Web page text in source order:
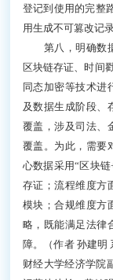
登记到使用的完整
用生成不可篡改记录
第八，明确数据
区块链存证、时间
同态加密等技术进
及数据生成阶段、
覆盖，涉及司法、
覆盖。为此，需要
心数据采用“区块
存证；流程维度方
模块；合规维度方
略，既能满足法律
障。（作者 孙建明
财经大学经济学院